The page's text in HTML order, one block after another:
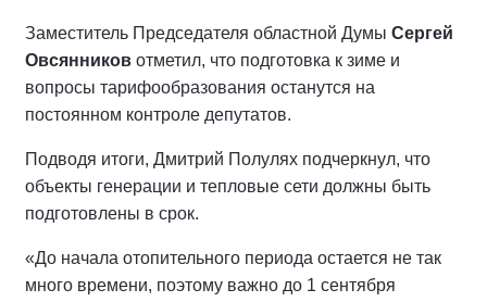
Заместитель Председателя областной Думы Сергей
Овсянников отметил, что подготовка к зиме и
вопросы тарифообразования останутся на
постоянном контроле депутатов.
Подводя итоги, Дмитрий Полулях подчеркнул, что
объекты генерации и тепловые сети должны быть
подготовлены в срок.
«До начала отопительного периода остается не так
много времени, поэтому важно до 1 сентября